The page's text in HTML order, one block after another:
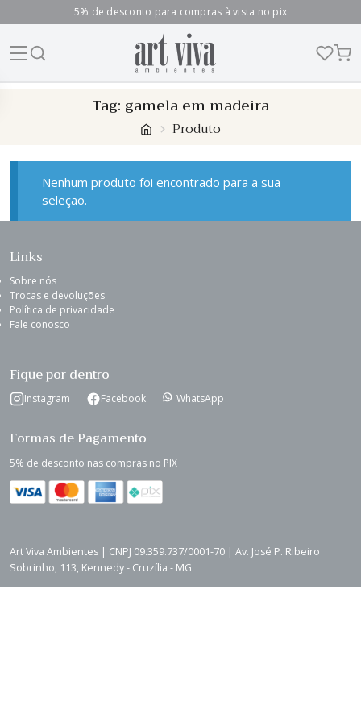
5% de desconto para compras à vista no pix
Tag: gamela em madeira
Produto
Nenhum produto foi encontrado para a sua
seleção.
Links
Sobre nós
Trocas e devoluções
Política de privacidade
Fale conosco
Fique por dentro
Instagram Facebook WhatsApp
Formas de Pagamento
5% de desconto nas compras no PIX
Art Viva Ambientes | CNPJ 09.359.737/0001-70 | Av. José P. Ribeiro
Sobrinho, 113, Kennedy - Cruzília - MG